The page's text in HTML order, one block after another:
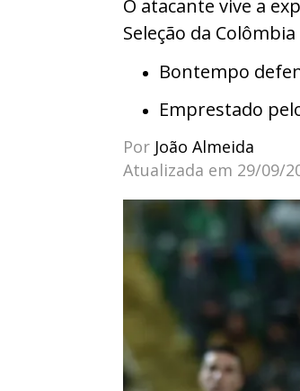
O atacante vive a
Seleção da Colômbia
Bontempo
Emprestado
Por João Almeida
Atualizada em 29/09/